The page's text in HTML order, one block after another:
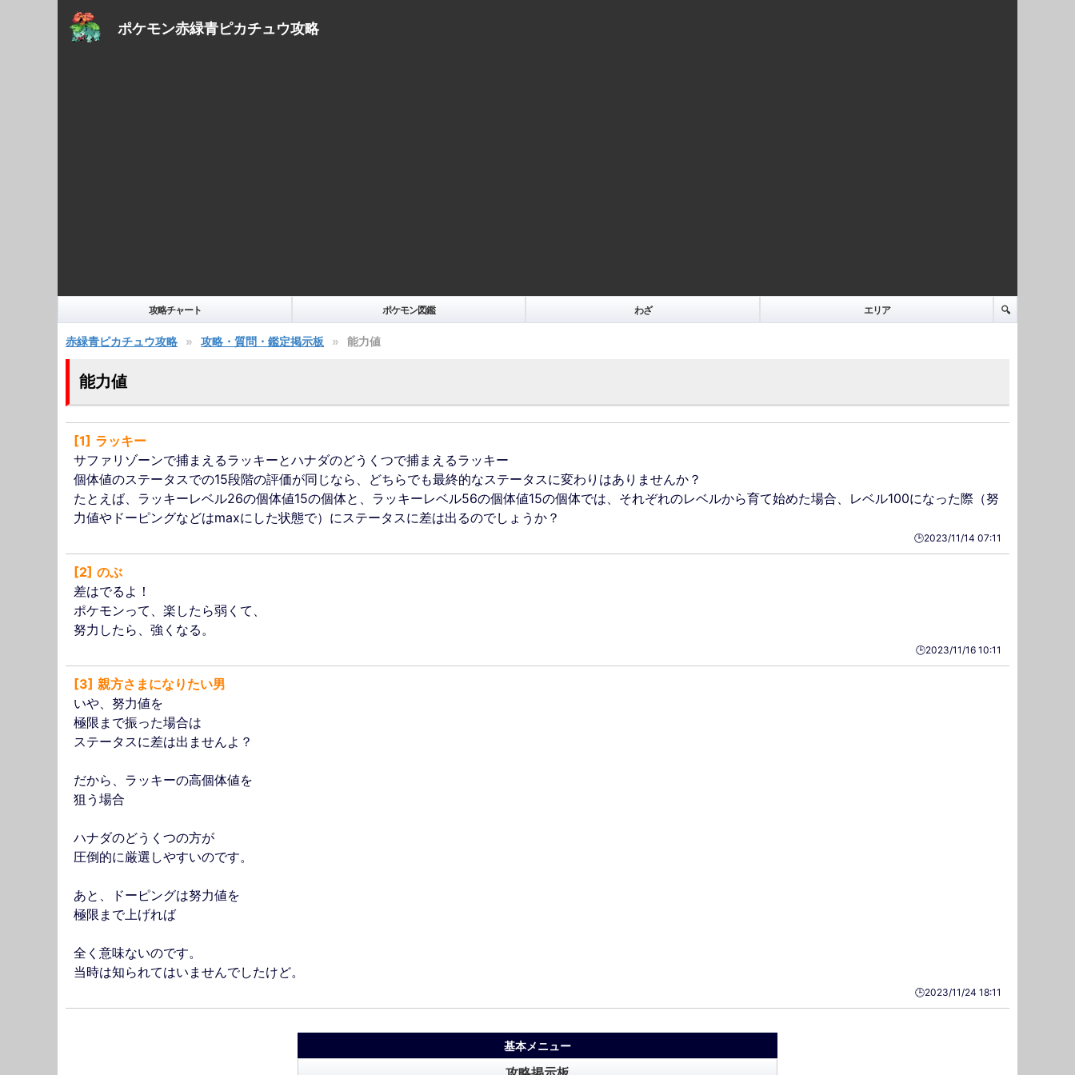
ポケモン赤緑青ピカチュウ攻略
攻略チャート ポケモン図鑑 わざ エリア 🔍️
赤緑青ピカチュウ攻略 攻略・質問・鑑定掲示板 能力値
能力値
1
ラッキー
サファリゾーンで捕まえるラッキーとハナダのどうくつで捕まえるラッキー
個体値のステータスでの15段階の評価が同じなら、どちらでも最終的なステータスに変わりはありませんか？
たとえば、ラッキーレベル26の個体値15の個体と、ラッキーレベル56の個体値15の個体では、それぞれのレベルから育て始めた場合、レベル100になった際（努
力値やドーピングなどはmaxにした状態で）にステータスに差は出るのでしょうか？
🕒️2023/11/14 07:11
2 のぶ
差はでるよ！
ポケモンって、楽したら弱くて、
努力したら、強くなる。
🕒️2023/11/16 10:11
3
親方さまになりたい男
いや、努力値を
極限まで振った場合は
ステータスに差は出ませんよ？
だから、ラッキーの高個体値を
狙う場合
ハナダのどうくつの方が
圧倒的に厳選しやすいのです。
あと、ドーピングは努力値を
極限まで上げれば
全く意味ないのです。
当時は知られてはいませんでしたけど。
🕒️2023/11/24 18:11
基本メニュー